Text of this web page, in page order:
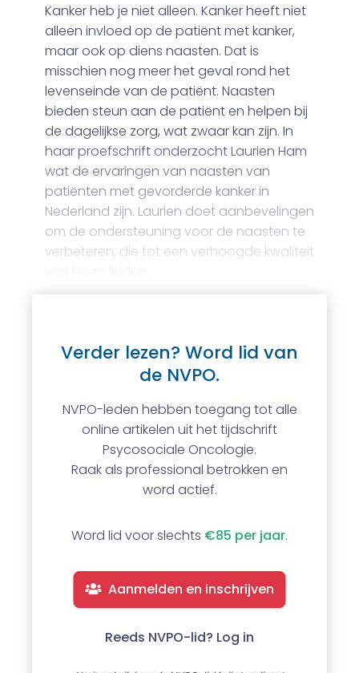
Kanker heb je niet alleen. Kanker heeft niet
alleen invloed op de patiënt met kanker,
maar ook op diens naasten. Dat is
misschien nog meer het geval rond het
levenseinde van de patiënt. Naasten
bieden steun aan de patiënt en helpen bij
de dagelijkse zorg, wat zwaar kan zijn. In
haar proefschrift onderzocht Laurien Ham
wat de ervaringen van naasten van
patiënten met gevorderde kanker in
Nederland zijn. Laurien doet aanbevelingen
om de ondersteuning voor de naasten te
verbeteren, die tot een verhoogde kwaliteit
Verder lezen? Word lid van
de NVPO.
NVPO-leden hebben toegang tot alle
online artikelen uit het tijdschrift
Psycosociale Oncologie.
Raak als professional betrokken en
word actief.
Word lid voor slechts €85 per jaar.
Aanmelden en inschrijven
Reeds NVPO-lid? Log in